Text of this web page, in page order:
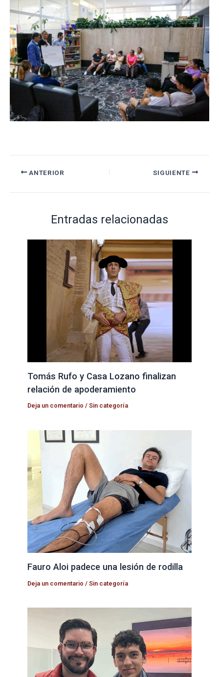
ANTERIOR SIGUIENTE
Entradas relacionadas
Tomás Rufo y Casa Lozano finalizan
relación de apoderamiento
Deja un comentario /Sin categoría
Fauro Aloi padece una lesión de rodilla
Deja un comentario /Sin categoría